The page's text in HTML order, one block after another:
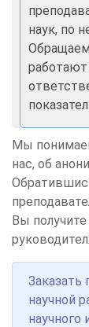
наук, по
работают
Мы
нас, об
Вы
Заказать
научной
научного